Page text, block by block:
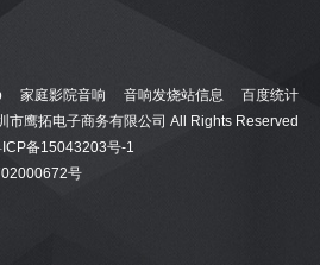
家庭影院音响 音响发烧站信息
百度统计
市鹰拓电子商务有限公司 All Rights Reserved
ICP备15043203号-1
号